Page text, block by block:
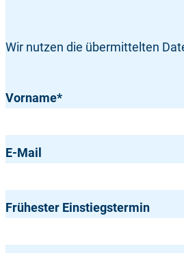
Wir nutzen die übermittelten
Vorname*
E-Mail
Frühester Einstiegstermin